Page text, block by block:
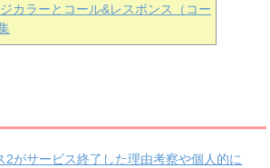
カラーとコール&レスポンス（コー
2がサービス終了した理由考察や個人的に